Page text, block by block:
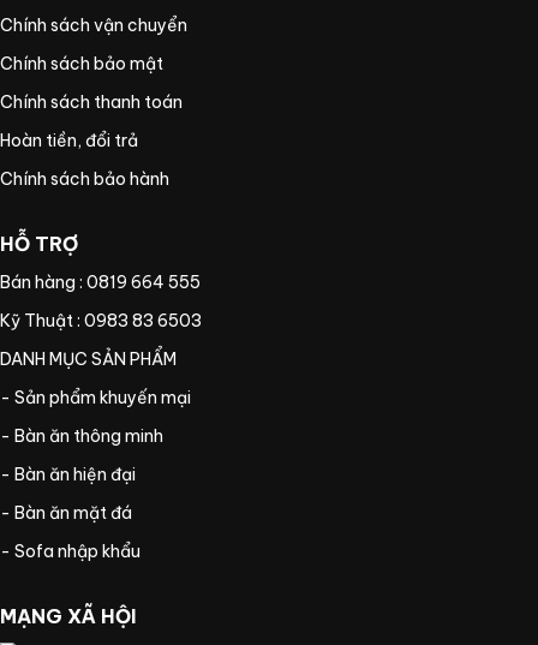
Chính sách vận chuyển
Chính sách bảo mật
Chính sách thanh toán
Hoàn tiền, đổi trả
Chính sách bảo hành
HỖ TRỢ
Bán hàng : 0819 664 555
Kỹ Thuật : 0983 83 6503
DANH MỤC SẢN PHẨM
- Sản phẩm khuyến mại
- Bàn ăn thông minh
- Bàn ăn hiện đại
- Bàn ăn mặt đá
- Sofa nhập khẩu
MẠNG XÃ HỘI